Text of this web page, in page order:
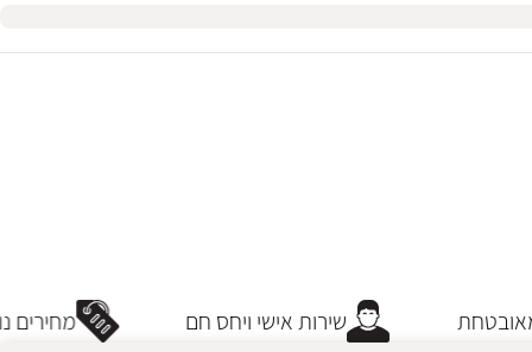
מחירים שירות אישי ויחס חם